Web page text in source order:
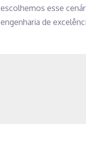
escolhemos esse
engenharia de